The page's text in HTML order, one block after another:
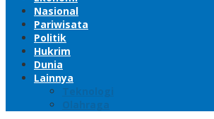
Nasional
Pariwisata
Politik
Hukrim
Dunia
Lainnya
Teknologi
Olahraga